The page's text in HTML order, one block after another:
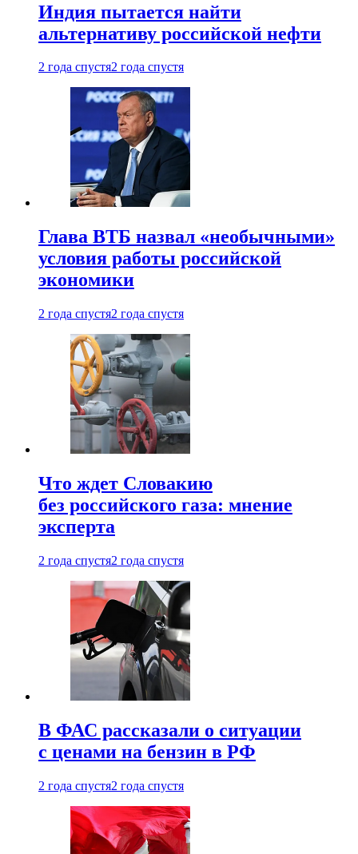
Индия пытается найти
альтернативу российской нефти
2 года спустя2 года спустя
Глава ВТБ назвал «необычными»
условия работы российской
экономики
2 года спустя2 года спустя
Что ждет Словакию
без российского газа: мнение
эксперта
2 года спустя2 года спустя
В ФАС рассказали о ситуации
с ценами на бензин в РФ
2 года спустя2 года спустя